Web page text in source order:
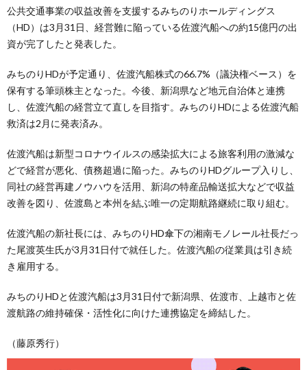
公共交通事業の収益改善を支援するみちのりホールディングス
（HD）は3月31日、経営難に陥っている佐渡汽船への約15億円の出
資が完了したと発表した。
みちのりHDが予定通り、佐渡汽船株式の66.7%（議決権ベース）を
保有する筆頭株主となった。今後、新潟県など地元自治体と連携
し、佐渡汽船の経営立て直しを目指す。みちのりHDによる佐渡汽船
救済は2月に発表済み。
佐渡汽船は新型コロナウイルスの感染拡大による旅客利用の激減な
どで経営が悪化、債務超過に陥った。みちのりHDグループ入りし、
同社の経営再建ノウハウを活用、新潟の特産品輸送拡大などで収益
改善を図り、佐渡島と本州を結ぶ唯一の定期航路継続に取り組む。
佐渡汽船の新社長には、みちのりHD傘下の湘南モノレール社長だっ
た尾渡英生氏が3月31日付で就任した。佐渡汽船の従業員は引き続
き雇用する。
みちのりHDと佐渡汽船は3月31日付で新潟県、佐渡市、上越市と佐
渡航路の維持確保・活性化に向けた連携協定を締結した。
（藤原秀行）